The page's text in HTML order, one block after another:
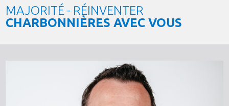
MAJORITÉ - RÉINVENTER
CHARBONNIÈRES AVEC VOUS